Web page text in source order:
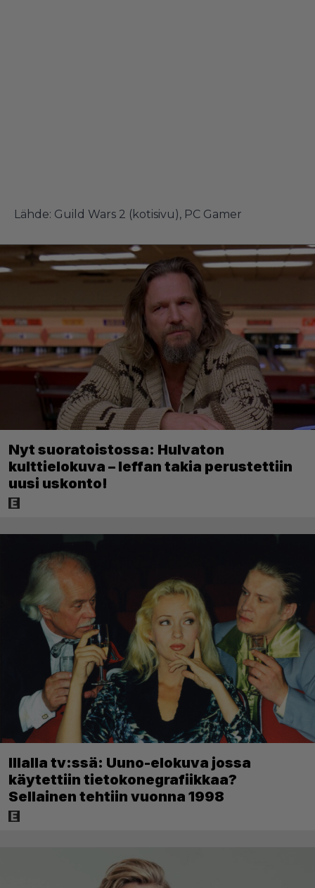
Lähde: Guild Wars 2 (kotisivu), PC Gamer
Nyt suoratoistossa: Hulvaton
kulttielokuva – leffan takia perustettiin
uusi uskonto!
Illalla tv:ssä: Uuno-elokuva jossa
käytettiin tietokonegrafiikkaa?
Sellainen tehtiin vuonna 1998